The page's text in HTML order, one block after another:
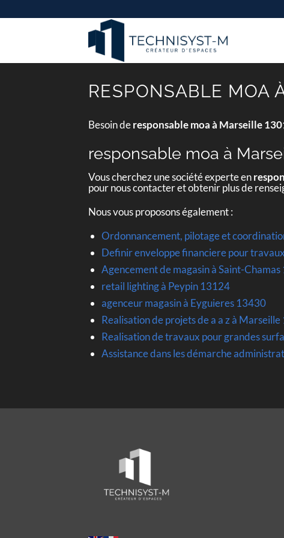
au
RESPONSABLE MOA
Besoin deresponsable moa à Marseille
responsable moa à
Vous cherchez une société experte en
pour nous contacter et obtenir plus de
Nous vous proposons également :
Ordonnancement, pilotage et
Definir enveloppe financiere pour
Agencement de magasin à Saint-
retail lighting à Peypin 13124
agenceur magasin à Eyguieres 13430
Realisation de projets de a a z à
Realisation de travaux pour grandes
Assistance dans les démarche